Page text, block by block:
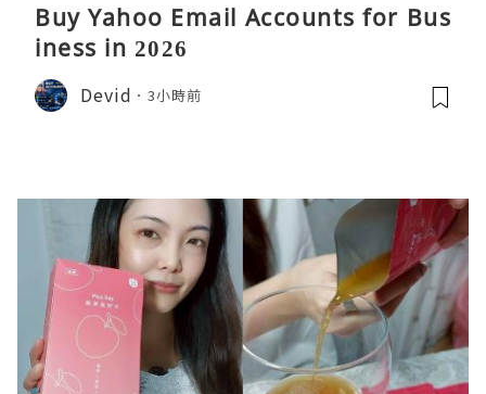
Buy Yahoo Email Accounts for Bus
iness in 2026
Devid 3小時前